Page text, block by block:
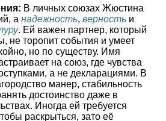
В личных союзах Жюстина
а надежность, верность и
. Ей важен партнер, который
не торопит события и умеет
но по существу. Имя
на союз, где чувства
а не декларациями. В
манер, стабильность
достоинство даже в
Иногда ей требуется
раскрыться, зато её